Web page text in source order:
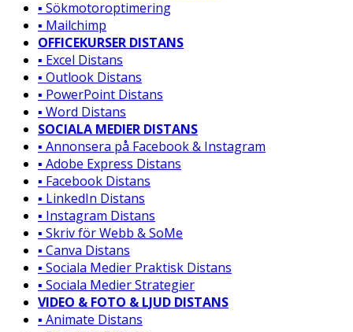
▪️ Sökmotoroptimering
▪️ Mailchimp
OFFICEKURSER DISTANS
▪️ Excel Distans
▪️ Outlook Distans
▪️ PowerPoint Distans
▪️ Word Distans
SOCIALA MEDIER DISTANS
▪️ Annonsera på Facebook & Instagram
▪️ Adobe Express Distans
▪️ Facebook Distans
▪️ LinkedIn Distans
▪️ Instagram Distans
▪️ Skriv för Webb & SoMe
▪️ Canva Distans
▪️ Sociala Medier Praktisk Distans
▪️ Sociala Medier Strategier
VIDEO & FOTO & LJUD DISTANS
▪️ Animate Distans